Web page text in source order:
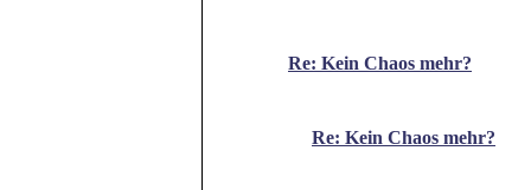
Re: Kein Chaos mehr?
Re: Kein Chaos mehr?